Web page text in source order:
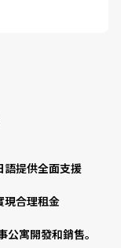
語提供全面支援
現合理租金
寓開發和銷售。